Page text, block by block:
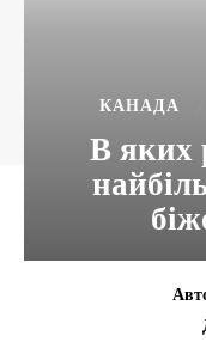
КАНАДА
В яких